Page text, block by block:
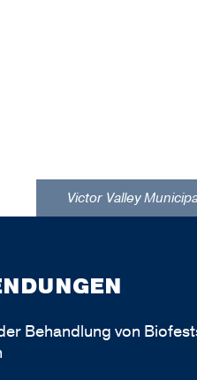
Victor Valley
Behandlung von